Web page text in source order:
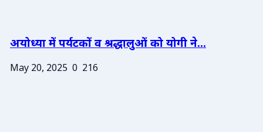
अयोध्या में पर्यटकों व श्रद्धालुओं को योगी ने...
May 20, 2025 0 216